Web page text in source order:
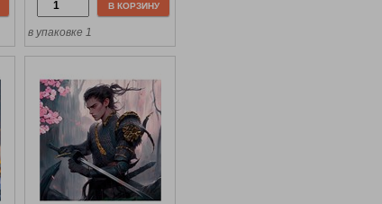
В КОРЗИНУ
в упаковке 1